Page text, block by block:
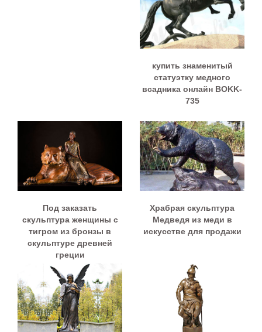
купить знаменитый
статуэтку медного
всадника онлайн BOKK-
735
Под заказать
скульптура женщины с
тигром из бронзы в
скульптуре древней
греции
Храбрая скульптура
Медведя из меди в
искусстве для продажи